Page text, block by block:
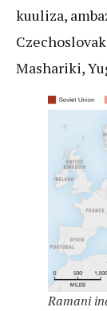
kuuliza,
Mashariki,
Ramani